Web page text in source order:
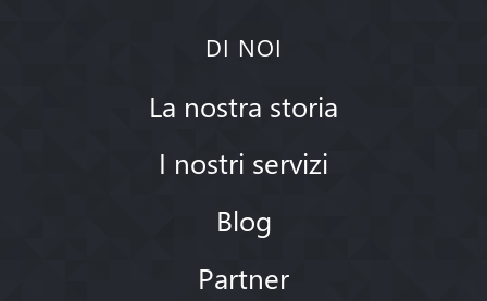
DI NOI
La nostra storia
I nostri servizi
Blog
Partner